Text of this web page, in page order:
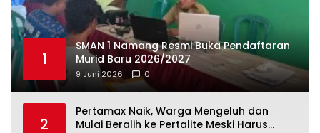
1
SMAN 1 Namang Resmi Buka Pendaftaran
Murid Baru 2026/2027
9 Juni 2026 0
2
‎Pertamax Naik, Warga Mengeluh dan
Mulai Beralih ke Pertalite Meski Harus